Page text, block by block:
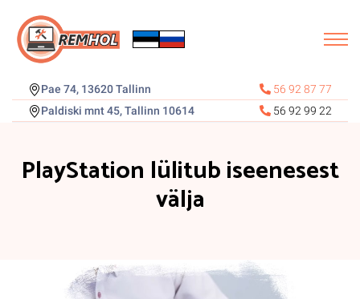
Pae 74, 13620 Tallinn
56 92 87 77
Paldiski mnt 45, Tallinn 10614
56 92 99 22
PlayStation lülitub iseenesest
välja